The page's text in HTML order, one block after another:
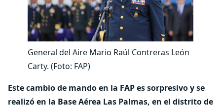
General del Aire Mario Raúl Contreras León
Carty. (Foto: FAP)
Este cambio de mando en la FAP es sorpresivo yse
realizó en la Base Aérea Las Palmas, en el distrito de